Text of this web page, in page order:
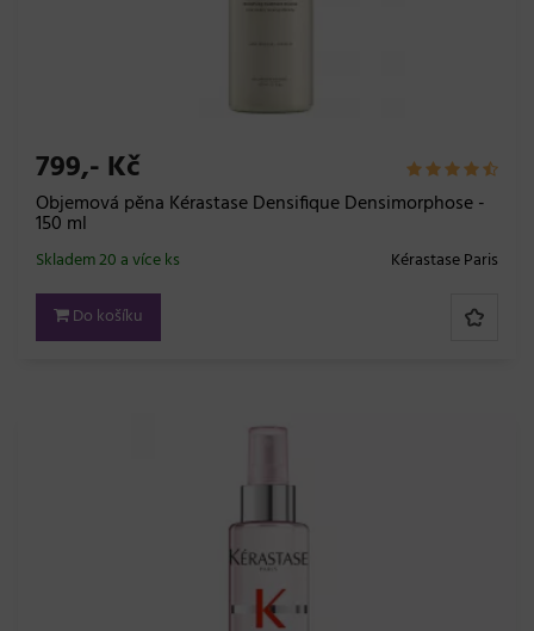
799,- Kč
Objemová pěna Kérastase Densifique Densimorphose -
150 ml
Kérastase Paris
Skladem 20 a více ks
Do košíku